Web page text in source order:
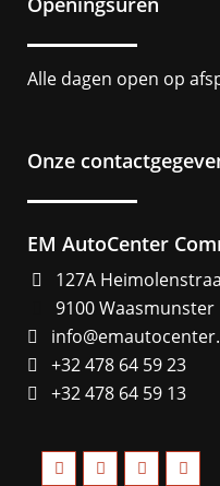
Alle dagen open op
Onze
EM AutoCenter
127A
9100 Waasmunster
+32 478 64 59 23
+32 478 64 59 13